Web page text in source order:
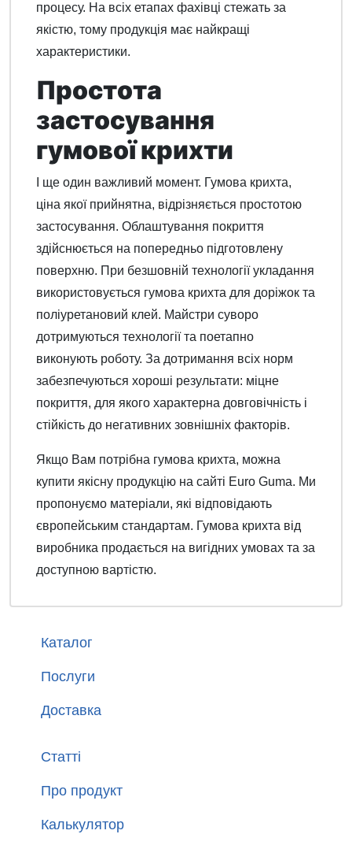
процесу. На всіх етапах фахівці стежать за
якістю, тому продукція має найкращі
характеристики.
Простота
застосування
гумової крихти
І ще один важливий момент. Гумова крихта,
ціна якої прийнятна, відрізняється простотою
застосування. Облаштування покриття
здійснюється на попередньо підготовлену
поверхню. При безшовній технології укладання
використовується гумова крихта для доріжок та
поліуретановий клей. Майстри суворо
дотримуються технології та поетапно
виконують роботу. За дотримання всіх норм
забезпечуються хороші результати: міцне
покриття, для якого характерна довговічність і
стійкість до негативних зовнішніх факторів.
Якщо Вам потрібна гумова крихта, можна
купити якісну продукцію на сайті Euro Guma. Ми
пропонуємо матеріали, які відповідають
європейським стандартам. Гумова крихта від
виробника продається на вигідних умовах та за
доступною вартістю.
Каталог
Послуги
Доставка
Статті
Про продукт
Калькулятор